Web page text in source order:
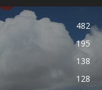
482
195
138
128